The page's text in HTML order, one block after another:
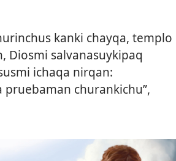
kanki chayqa, templo
Diosmi salvanasuykipaq
ichaqa nirqan:
pruebaman churankichu”,